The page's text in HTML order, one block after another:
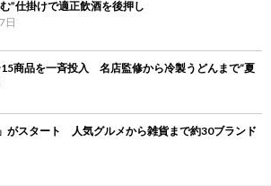
”仕掛けで適正飲酒を後押し
日
商品を一斉投入 名店監修から冷製うどんまで“夏
がスタート 人気グルメから雑貨まで約30ブランド